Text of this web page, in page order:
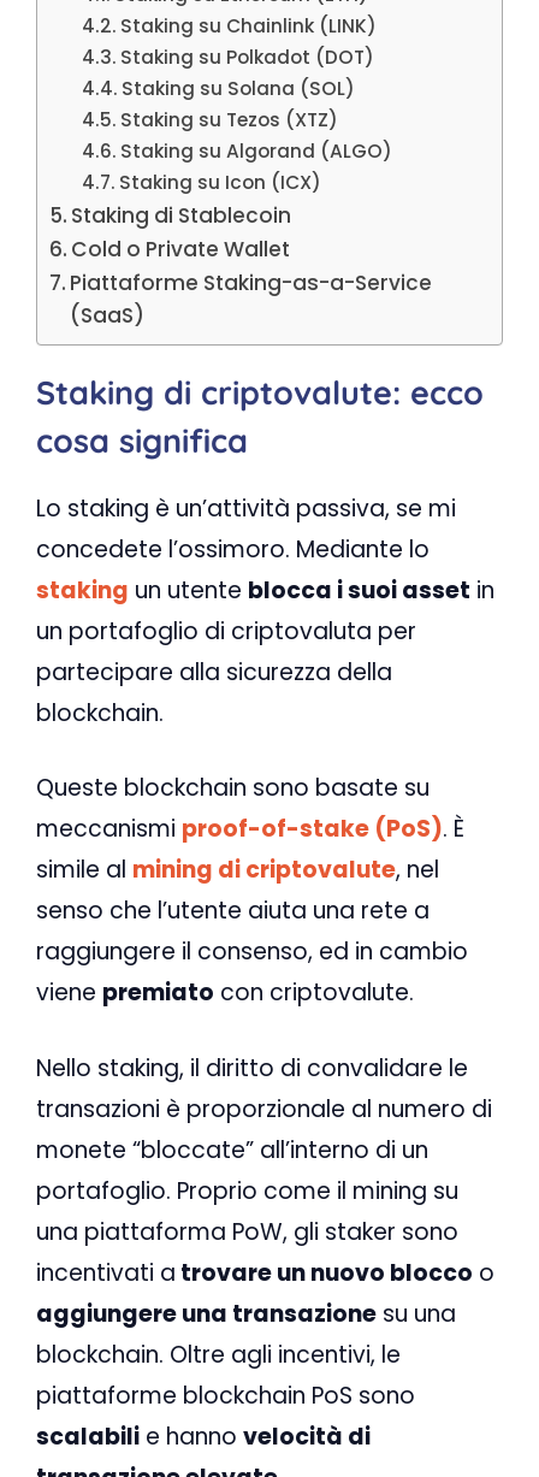
Staking su Chainlink (LINK)
Staking su Polkadot (DOT)
Staking su Solana (SOL)
Staking su Tezos (XTZ)
Staking su Algorand (ALGO)
Staking su Icon (ICX)
Staking di Stablecoin
Cold o Private Wallet
Piattaforme Staking-as-a-Service
(SaaS)
Staking di criptovalute: ecco
cosa significa
Lo staking è un’attività passiva, se mi
concedete l’ossimoro. Mediante lo
staking un utente blocca i suoi asset in
un portafoglio di criptovaluta per
partecipare alla sicurezza della
blockchain.
Queste blockchain sono basate su
meccanismi proof-of-stake (PoS). È
simile al mining di criptovalute, nel
senso che l’utente aiuta una rete a
raggiungere il consenso, ed in cambio
viene premiato con criptovalute.
Nello staking, il diritto di convalidare le
transazioni è proporzionale al numero di
monete “bloccate” all’interno di un
portafoglio. Proprio come il mining su
una piattaforma PoW, gli staker sono
incentivati ​​a trovare un nuovo blocco o
aggiungere una transazione su una
blockchain. Oltre agli incentivi, le
piattaforme blockchain PoS sono
scalabili e hanno velocità di